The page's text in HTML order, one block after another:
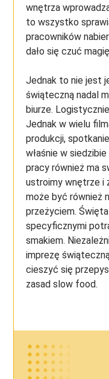
wnętrza
to wszystko
pracowników
dało się czuć
Jednak to nie jest
świąteczną nadal
biurze.
Jednak w wielu
produkcji,
właśnie w
pracy również ma
ustroimy wnętrze i
może być również
przeżyciem.
specyficznymi
smakiem.
imprezę
cieszyć się
zasad slow food.